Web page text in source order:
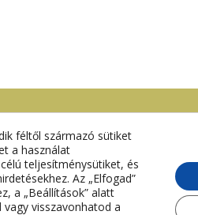
féltől származó sütiket
a használat
teljesítménysütiket, és
Az „Elfogad”
a „Beállítások” alatt
visszavonhatod a